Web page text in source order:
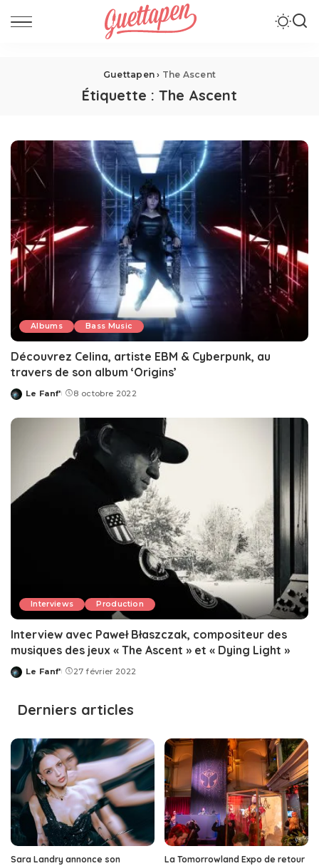
Guettapen › The Ascent
Étiquette : The Ascent
Albums Bass Music
Découvrez Celina, artiste EBM & Cyberpunk, au
travers de son album ‘Origins’
Posted
Le Fanf' 8 octobre 2022
Interviews Production
Interview avec ‎Paweł Błaszczak, compositeur des
musiques des jeux « The Ascent » et « Dying Light »
Posted
Le Fanf' 27 février 2022
Derniers articles
Sara Landry annonce son
La Tomorrowland Expo de retour